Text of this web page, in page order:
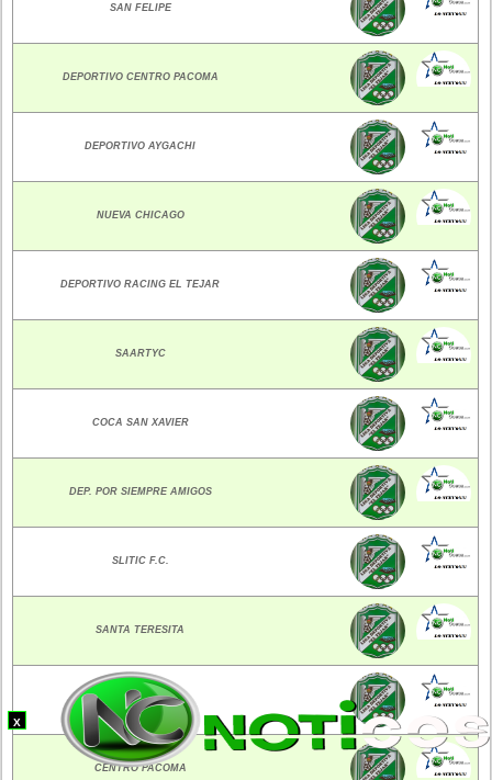
SAN FELIPE
DEPORTIVO CENTRO PACOMA
DEPORTIVO AYGACHI
NUEVA CHICAGO
DEPORTIVO RACING EL TEJAR
SAARTYC
COCA SAN XAVIER
DEP. POR SIEMPRE AMIGOS
SLITIC F.C.
SANTA TERESITA
DEP. ESCARA
CENTRO PACOMA
X